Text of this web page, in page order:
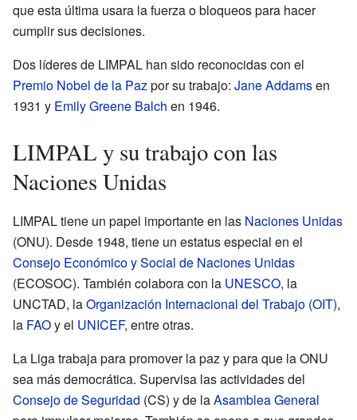
que esta última usara la fuerza o bloqueos para hacer
cumplir sus decisiones.
Dos líderes de LIMPAL han sido reconocidas con el
Premio Nobel de la Pazpor su trabajo: Jane Addamsen
1931 y Emily Greene Balch en 1946.
LIMPAL y su trabajo con las
Naciones Unidas
LIMPAL tiene un papel importante en las Naciones Unidas
(ONU). Desde 1948, tiene un estatus especial en el
Consejo Económico y Social de Naciones Unidas
(ECOSOC). También colabora con la UNESCO, la
UNCTAD, laOrganización Internacional del Trabajo (OIT),
la FAOy el UNICEF, entre otras.
La Liga trabaja para promover la paz y para que la ONU
sea más democrática. Supervisa las actividades del
Consejo de Seguridad (CS) y de laAsamblea General